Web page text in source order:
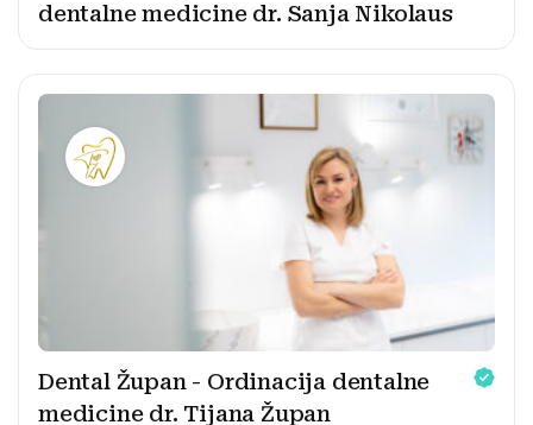
dentalne medicine dr. Sanja Nikolaus
Dental Župan - Ordinacija dentalne
medicine dr. Tijana Župan